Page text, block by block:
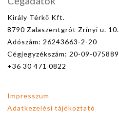
Király Térkő Kft.
8790 Zalaszentgrót Zrínyi u. 10.
Adószám: 26243663-2-20
Cégjegyzékszám: 20-09-075889
+36 30 471 0822
Impresszum
Adatkezelési tájékoztató